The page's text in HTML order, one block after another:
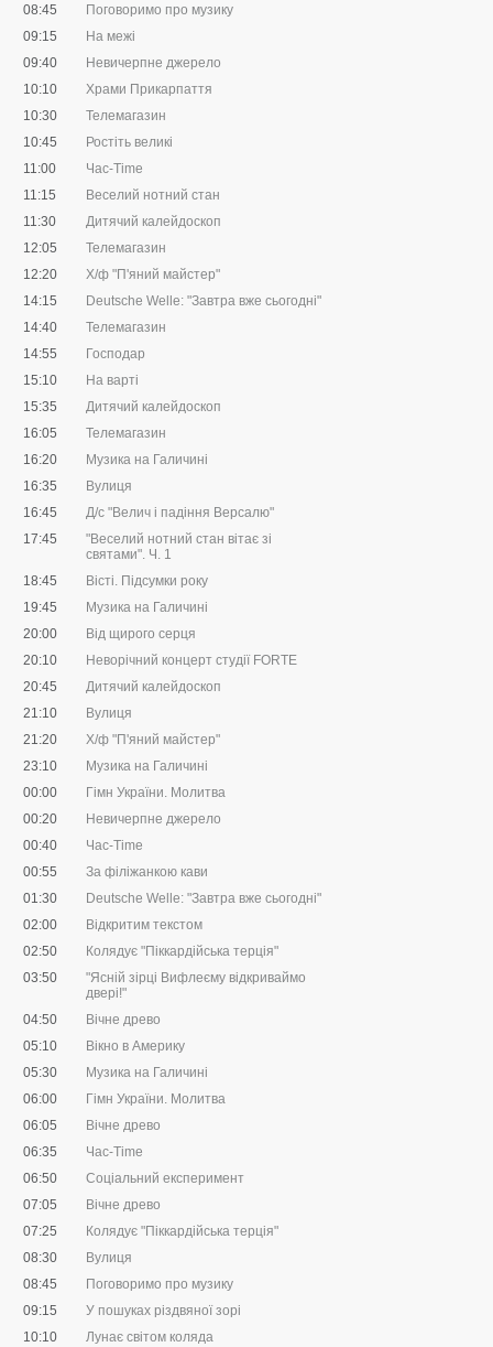
08:45
Поговоримо про музику
09:15
На межі
09:40
Невичерпне джерело
10:10
Храми Прикарпаття
10:30
Телемагазин
10:45
Ростіть великі
11:00
Час-Time
11:15
Веселий нотний стан
11:30
Дитячий калейдоскоп
12:05
Телемагазин
12:20
Х/ф "П'яний майстер"
14:15
Deutsche Welle: "Завтра вже сьогодні"
14:40
Телемагазин
14:55
Господар
15:10
На варті
15:35
Дитячий калейдоскоп
16:05
Телемагазин
16:20
Музика на Галичині
16:35
Вулиця
16:45
Д/с "Велич і падіння Версалю"
17:45
"Веселий нотний стан вітає зі
святами". Ч. 1
18:45
Вісті. Підсумки року
19:45
Музика на Галичині
20:00
Від щирого серця
20:10
Неворічний концерт студії FORTE
20:45
Дитячий калейдоскоп
21:10
Вулиця
21:20
Х/ф "П'яний майстер"
23:10
Музика на Галичині
00:00
Гімн України. Молитва
00:20
Невичерпне джерело
00:40
Час-Time
00:55
За філіжанкою кави
01:30
Deutsche Welle: "Завтра вже сьогодні"
02:00
Відкритим текстом
02:50
Колядує "Піккардійська терція"
03:50
"Ясній зірці Вифлеєму відкриваймо
двері!"
04:50
Вічне древо
05:10
Вікно в Америку
05:30
Музика на Галичині
06:00
Гімн України. Молитва
06:05
Вічне древо
06:35
Час-Time
06:50
Соціальний експеримент
07:05
Вічне древо
07:25
Колядує "Піккардійська терція"
08:30
Вулиця
08:45
Поговоримо про музику
09:15
У пошуках різдвяної зорі
10:10
Лунає світом коляда